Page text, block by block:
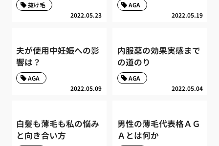
2022.05.23
抜け毛
2022.05.19
AGA
夫が使用中妊娠への影
響は？
2022.05.09
AGA
内服薬の効果実感まで
の道のり
2022.05.04
AGA
白髪も薄毛も私の悩み
と向き合い方
男性の薄毛代表格ＡＧ
Ａとは何か